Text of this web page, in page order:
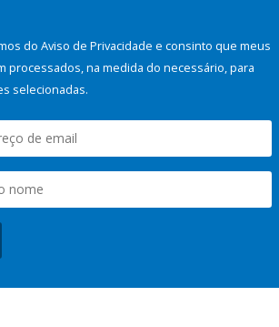
do Aviso de Privacidade e consinto que meus
processados, na medida do necessário, para
selecionadas.